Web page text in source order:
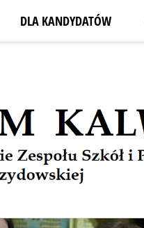
DLA KANDYDATÓW